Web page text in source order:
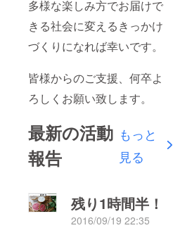
多様な楽しみ方でお届けで
きる社会に変えるきっかけ
づくりになれば幸いです。
皆様からのご支援、何卒よ
ろしくお願い致します。
最新の活動
報告
もっと
見る
残り1時間半！
2016/09/19 22:35